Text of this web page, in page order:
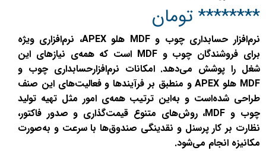
******** تومان
نرم‌افزار حسابداری چوب و MDF هلو APEX، نرم‌افزاری ویژه
برای فروشندگان چوب و MDF است که همه‌ی نیازهای این
شغل را پوشش می‌دهد. امکانات نرم‌‌افزارحسابداری چوب و
MDF هلو APEX و منطبق بر فرآیندها و فعالیت‌های این صنف
طراحی شده‌است و به‌این ترتیب همه‌ی امور مثل تهیه تولید
چوب و MDF، روش‌های متنوع قیمت‌گذاری و صدور فاکتور،
نظارت بر کار پرسنل و نقدینگی صندوق‌ها با سرعت و به‌صورت
مکانیزه انجام می‌شود.